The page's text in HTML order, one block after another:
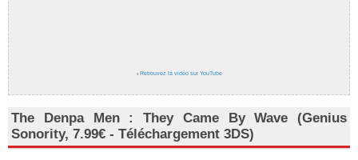
› Retrouvez la vidéo sur YouTube
The Denpa Men : They Came By Wave (Genius
Sonority, 7.99€ - Téléchargement 3DS)